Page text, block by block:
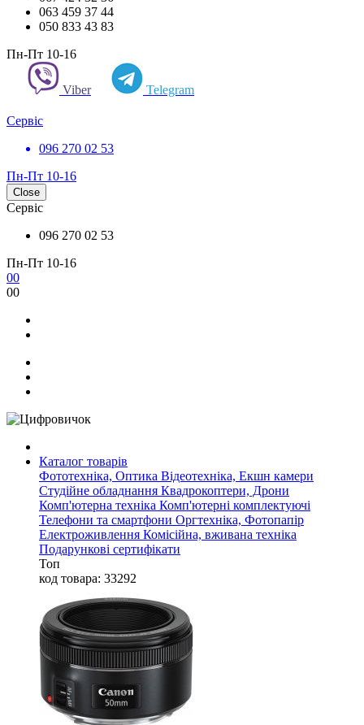
063 459 37 44
050 833 43 83
Пн-Пт 10-16
Viber Telegram
Сервіс
096 270 02 53
Пн-Пт 10-16
Close
Сервіс
096 270 02 53
Пн-Пт 10-16
00
00
Каталог товарів
Фототехніка, Оптика Відеотехніка, Екшн камери
Студійне обладнання Квадрокоптери, Дрони
Комп'ютерна техніка Комп'ютерні комплектуючі
Телефони та смартфони Оргтехніка, Фотопапір
Електроживлення Комісійна, вживана техніка
Подарункові сертифікати
Топ
код товара: 33292